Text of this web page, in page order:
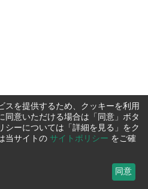
スを提供するため、クッキーを利用
同意いただける場合は「同意」ボタ
シーについては「詳細を見る」をク
当サイトの サイトポリシー をご確
同意